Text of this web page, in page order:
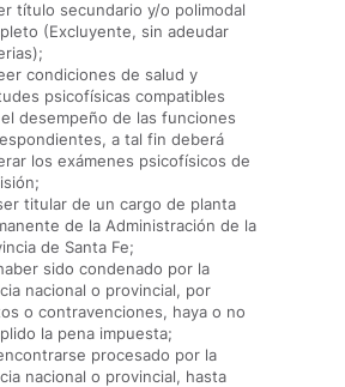
título secundario y/o polimodal
(Excluyente, sin adeudar
condiciones de salud y
psicofísicas compatibles
desempeño de las funciones
a tal fin deberá
los exámenes psicofísicos de
titular de un cargo de planta
de la Administración de la
de Santa Fe;
sido condenado por la
nacional o provincial, por
o contravenciones, haya o no
la pena impuesta;
procesado por la
nacional o provincial, hasta